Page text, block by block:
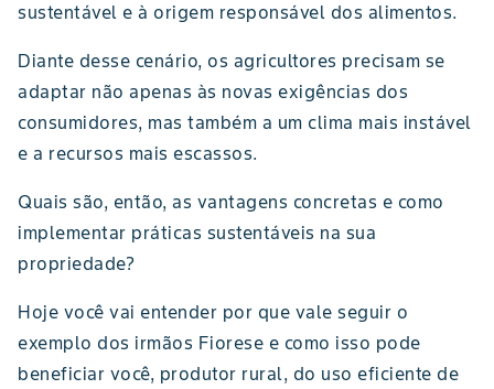
sustentável e à origem responsável dos alimentos.
Diante desse cenário, os agricultores precisam se
adaptar não apenas às novas exigências dos
consumidores, mas também a um clima mais instável
e a recursos mais escassos.
Quais são, então, as vantagens concretas e como
implementar práticas sustentáveis na sua
propriedade?
Hoje você vai entender por que vale seguir o
exemplo dos irmãos Fiorese e como isso pode
beneficiar você, produtor rural, do uso eficiente de